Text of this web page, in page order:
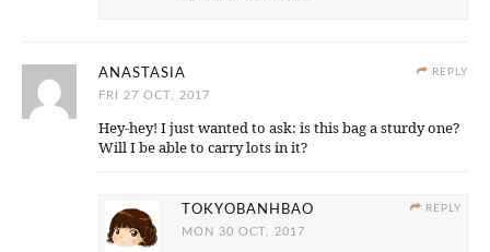
REPLY
ANASTASIA
FRI 27 OCT, 2017
Hey-hey! I just wanted to ask: is this bag a sturdy one?
Will I be able to carry lots in it?
REPLY
TOKYOBANHBAO
MON 30 OCT, 2017